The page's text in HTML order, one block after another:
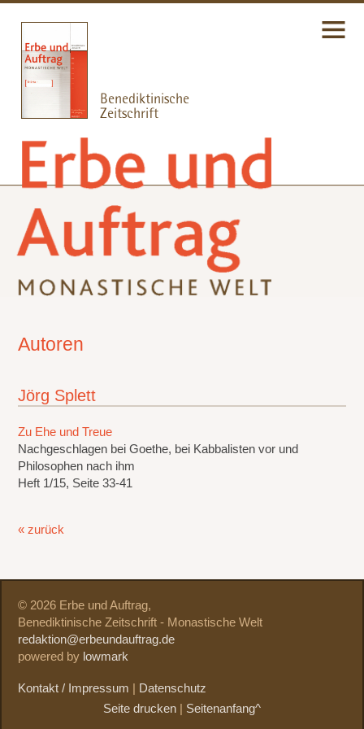
Autoren
Jörg Splett
Zu Ehe und Treue
Nachgeschlagen bei Goethe, bei Kabbalisten vor und
Philosophen nach ihm
Heft 1/15, Seite 33-41
« zurück
© 2026 Erbe und Auftrag,
Benediktinische Zeitschrift - Monastische Welt
redaktion@erbeundauftrag.de
powered by lowmark
Kontakt / Impressum
Datenschutz
Seite drucken
Seitenanfang^